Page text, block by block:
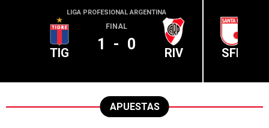
LIGA PROFESIONAL ARGENTINA
TIG
FINAL
1 - 0 RIV SFE
APUESTAS